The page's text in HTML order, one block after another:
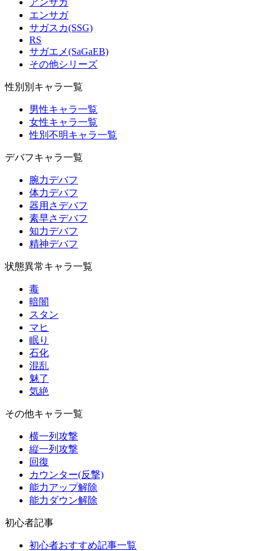
アンサガ
エンサガ
サガスカ(SSG)
RS
サガエメ(SaGaEB)
その他シリーズ
性別別キャラ一覧
男性キャラ一覧
女性キャラ一覧
性別不明キャラ一覧
デバフキャラ一覧
腕力デバフ
体力デバフ
器用さデバフ
素早さデバフ
知力デバフ
精神デバフ
状態異常キャラ一覧
毒
暗闇
スタン
マヒ
眠り
石化
混乱
魅了
気絶
その他キャラ一覧
横一列攻撃
縦一列攻撃
回復
カウンター(反撃)
能力アップ解除
能力ダウン解除
初心者記事
初心者おすすめ記事一覧